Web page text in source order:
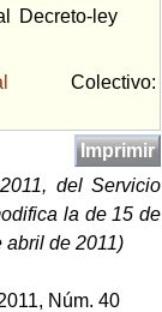
Decreto-ley
Colectivo:
Imprimir
del Servicio
la de 15 de
abril de 2011)
Núm. 40